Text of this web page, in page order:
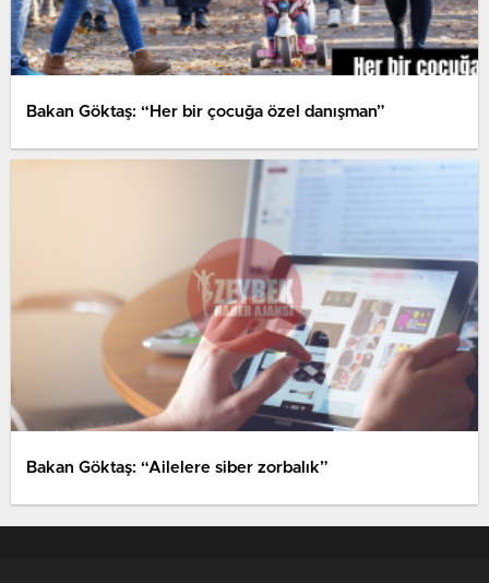
Bakan Göktaş: “Her bir çocuğa özel danışman”
Bakan Göktaş: “Ailelere siber zorbalık”